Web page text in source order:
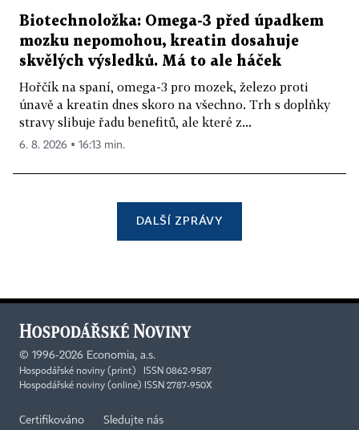
Biotechnoložka: Omega-3 před úpadkem
mozku nepomohou, kreatin dosahuje
skvělých výsledků. Má to ale háček
Hořčík na spaní, omega-3 pro mozek, železo proti
únavě a kreatin dnes skoro na všechno. Trh s doplňky
stravy slibuje řadu benefitů, ale které z...
6. 8. 2026 ▪ 16:13 min.
DALŠÍ ZPRÁVY
© 1996-2026 Economia, a.s.
Hospodářské noviny (print) ISSN 0862-9587
Hospodářské noviny (online) ISSN 2787-950X
Certifikováno Sledujte nás